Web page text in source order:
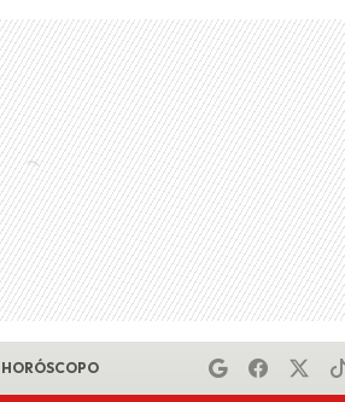
HORÓSCOPO